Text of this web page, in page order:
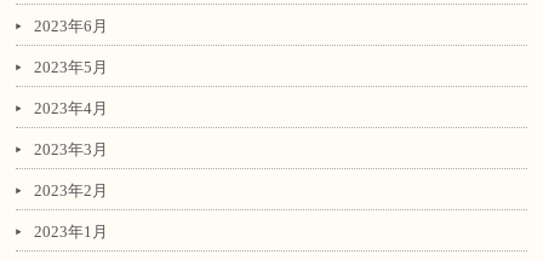
2023年6月
2023年5月
2023年4月
2023年3月
2023年2月
2023年1月